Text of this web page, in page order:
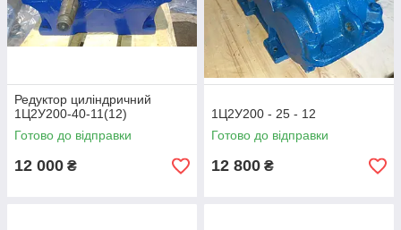
Редуктор циліндричний
1Ц2У200-40-11(12)
Готово до відправки
12 000 ₴
1Ц2У200 - 25 - 12
Готово до відправки
12 800 ₴